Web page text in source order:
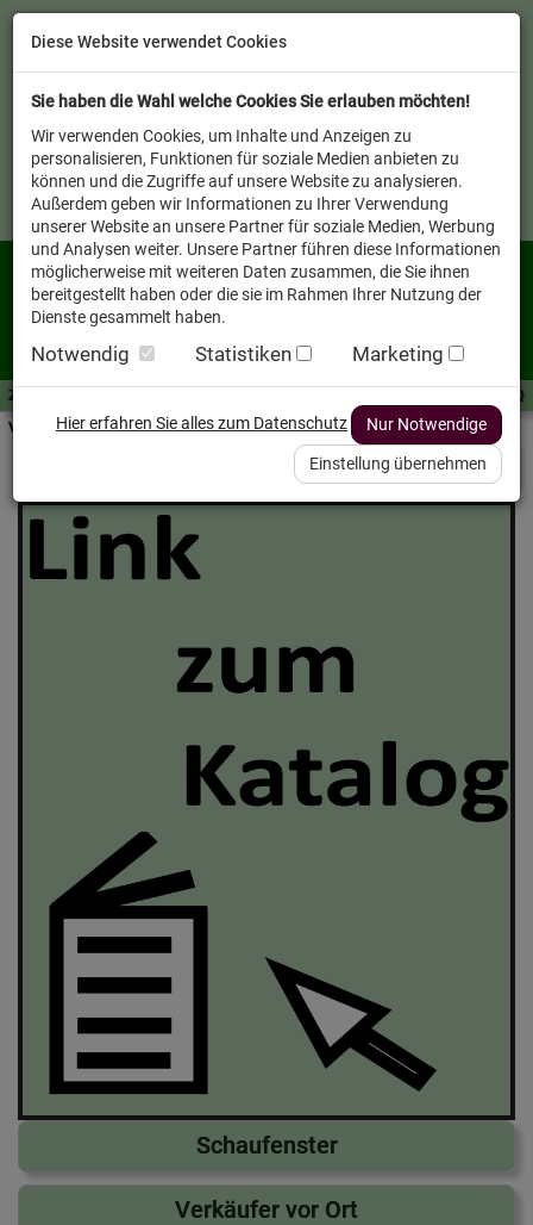
Zutaten A-Z
Service FAQ
Verkäufer vor Ort
Katalog
Schaufenster
Verkäufer vor Ort
Diese Website verwendet Cookies
Sie haben die Wahl welche Cookies Sie erlauben möchten!
Wir verwenden Cookies, um Inhalte und Anzeigen zu
personalisieren, Funktionen für soziale Medien anbieten zu
können und die Zugriffe auf unsere Website zu analysieren.
Außerdem geben wir Informationen zu Ihrer Verwendung
unserer Website an unsere Partner für soziale Medien, Werbung
und Analysen weiter. Unsere Partner führen diese Informationen
möglicherweise mit weiteren Daten zusammen, die Sie ihnen
bereitgestellt haben oder die sie im Rahmen Ihrer Nutzung der
Dienste gesammelt haben.
Notwendig Statistiken Marketing
Hier erfahren Sie alles zum Datenschutz Nur Notwendige
Einstellung übernehmen